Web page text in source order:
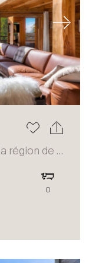
Next
Un chalet Bayrou à vendre dans la région de Villars-sur-Ollon
0